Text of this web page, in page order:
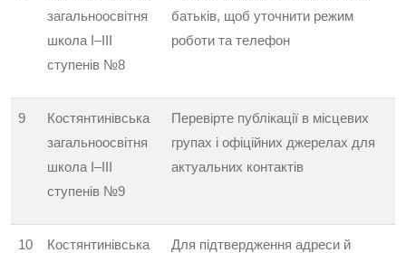
загальноосвітня
школа I–III
ступенів №8
батьків, щоб уточнити режим
роботи та телефон
9
Костянтинівська
загальноосвітня
школа I–III
ступенів №9
Перевірте публікації в місцевих
групах і офіційних джерелах для
актуальних контактів
10
Костянтинівська
Для підтвердження адреси й